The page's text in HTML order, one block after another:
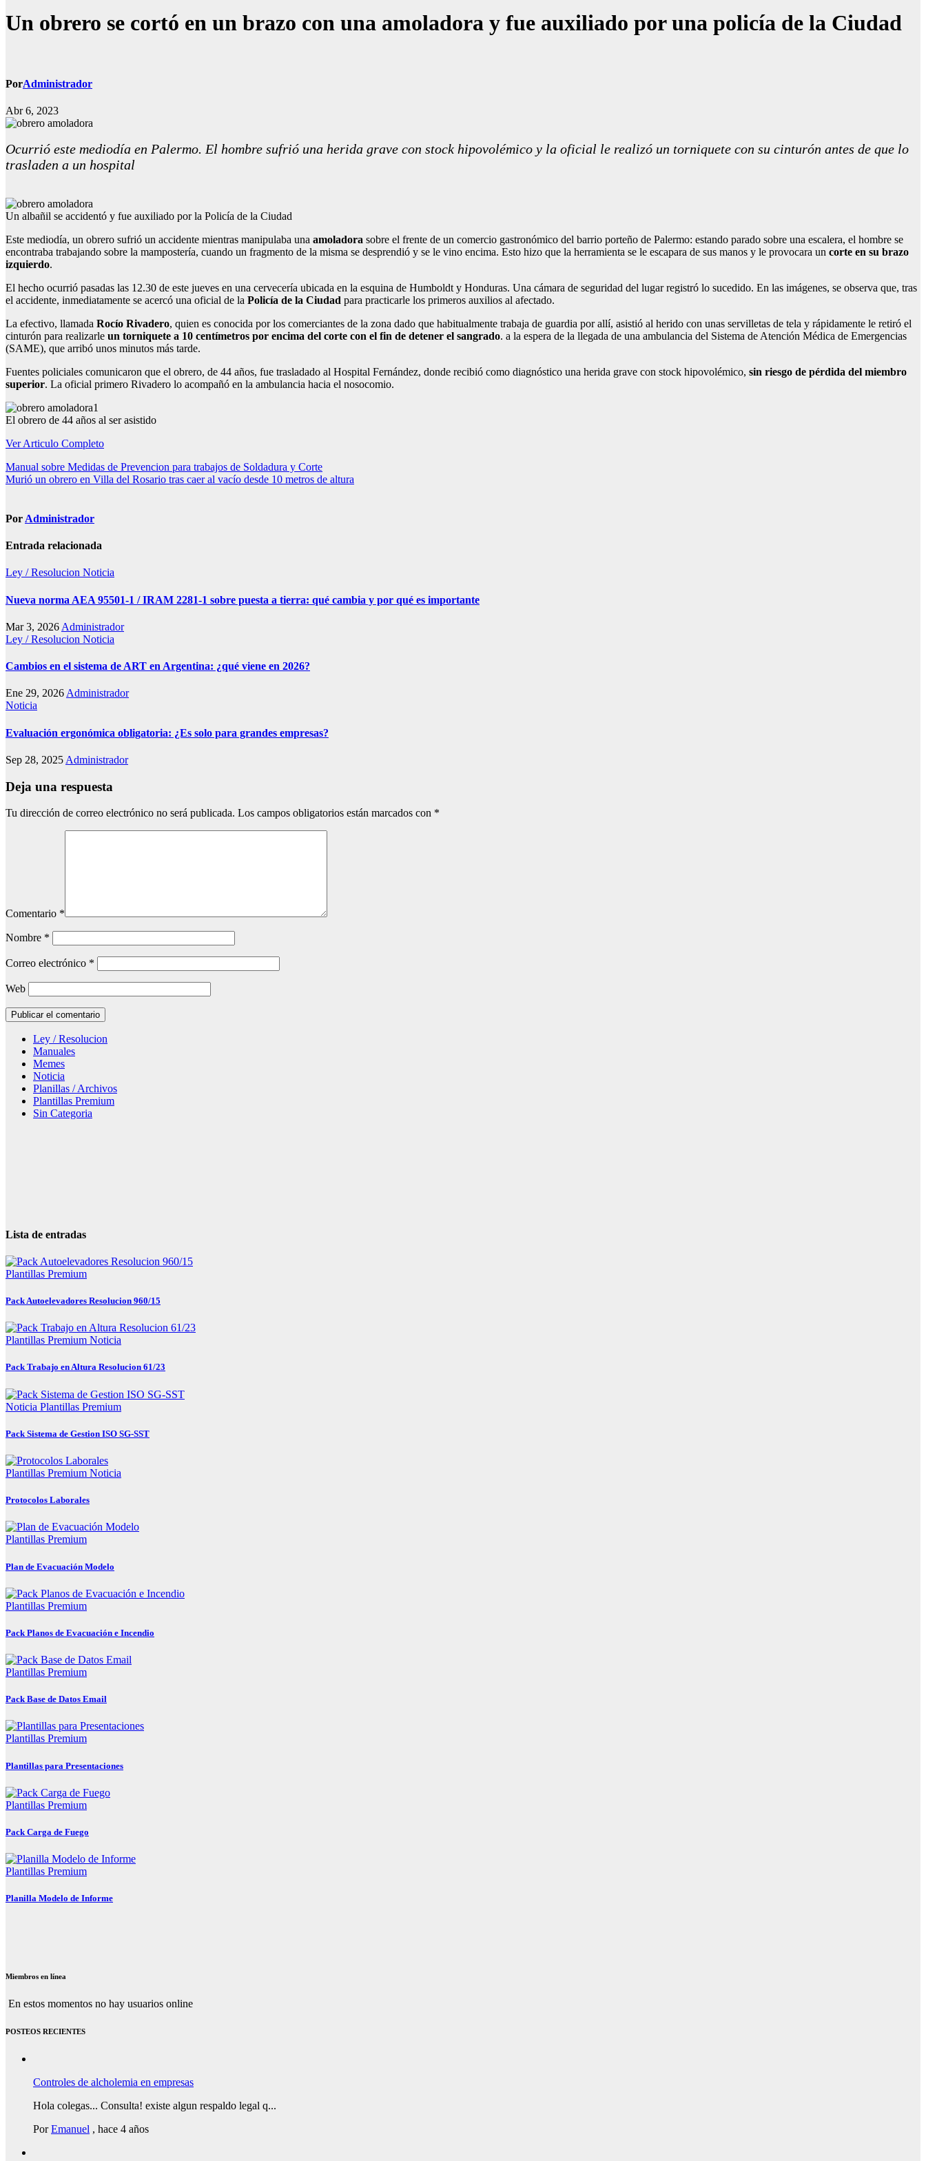
Un obrero se cortó en un brazo con una amoladora y fue auxiliado por una policía de la Ciudad
PorAdministrador
Abr 6, 2023
Ocurrió este mediodía en Palermo. El hombre sufrió una herida grave con stock hipovolémico y la oficial le realizó un torniquete con su cinturón antes de que lo
trasladen a un hospital
Un albañil se accidentó y fue auxiliado por la Policía de la Ciudad
Este mediodía, un obrero sufrió un accidente mientras manipulaba una amoladora sobre el frente de un comercio gastronómico del barrio porteño de Palermo: estando parado sobre una escalera, el hombre se
encontraba trabajando sobre la mampostería, cuando un fragmento de la misma se desprendió y se le vino encima. Esto hizo que la herramienta se le escapara de sus manos y le provocara un corte en su brazo
izquierdo.
El hecho ocurrió pasadas las 12.30 de este jueves en una cervecería ubicada en la esquina de Humboldt y Honduras. Una cámara de seguridad del lugar registró lo sucedido. En las imágenes, se observa que, tras
el accidente, inmediatamente se acercó una oficial de la Policía de la Ciudad para practicarle los primeros auxilios al afectado.
La efectivo, llamada Rocío Rivadero, quien es conocida por los comerciantes de la zona dado que habitualmente trabaja de guardia por allí, asistió al herido con unas servilletas de tela y rápidamente le retiró el
cinturón para realizarle un torniquete a 10 centímetros por encima del corte con el fin de detener el sangrado. a la espera de la llegada de una ambulancia del Sistema de Atención Médica de Emergencias
(SAME), que arribó unos minutos más tarde.
Fuentes policiales comunicaron que el obrero, de 44 años, fue trasladado al Hospital Fernández, donde recibió como diagnóstico una herida grave con stock hipovolémico, sin riesgo de pérdida del miembro
superior. La oficial primero Rivadero lo acompañó en la ambulancia hacia el nosocomio.
El obrero de 44 años al ser asistido
Ver Articulo Completo
Navegación
de
Manual sobre Medidas de Prevencion para trabajos de Soldadura y Corte
Murió un obrero en Villa del Rosario tras caer al vacío desde 10 metros de altura
Por Administrador
Entrada relacionada
Ley / Resolucion Noticia
Nueva norma AEA 95501-1 / IRAM 2281-1 sobre puesta a tierra: qué cambia y por qué es importante
Mar 3, 2026 Administrador
Ley / Resolucion Noticia
Cambios en el sistema de ART en Argentina: ¿qué viene en 2026?
Ene 29, 2026Administrador
Noticia
Evaluación ergonómica obligatoria: ¿Es solo para grandes empresas?
Sep 28, 2025 Administrador
Deja una respuesta
Tu dirección de correo electrónico no será publicada. Los campos obligatorios están marcados con *
Comentario *
Nombre *
Correo electrónico *
Web
Ley / Resolucion
Manuales
Memes
Noticia
Planillas / Archivos
Plantillas Premium
Sin Categoria
Lista de entradas
Plantillas Premium
Pack Autoelevadores Resolucion 960/15
Plantillas Premium Noticia
Pack Trabajo en Altura Resolucion 61/23
Noticia Plantillas Premium
Pack Sistema de Gestion ISO SG-SST
Plantillas Premium Noticia
Protocolos Laborales
Plantillas Premium
Plan de Evacuación Modelo
Plantillas Premium
Pack Planos de Evacuación e Incendio
Plantillas Premium
Pack Base de Datos Email
Plantillas Premium
Plantillas para Presentaciones
Plantillas Premium
Pack Carga de Fuego
Plantillas Premium
Planilla Modelo de Informe
Miembros en línea
En estos momentos no hay usuarios online
POSTEOS RECIENTES
Controles de alcholemia en empresas
Hola colegas... Consulta! existe algun respaldo legal q...
PorEmanuel , hace 4 años